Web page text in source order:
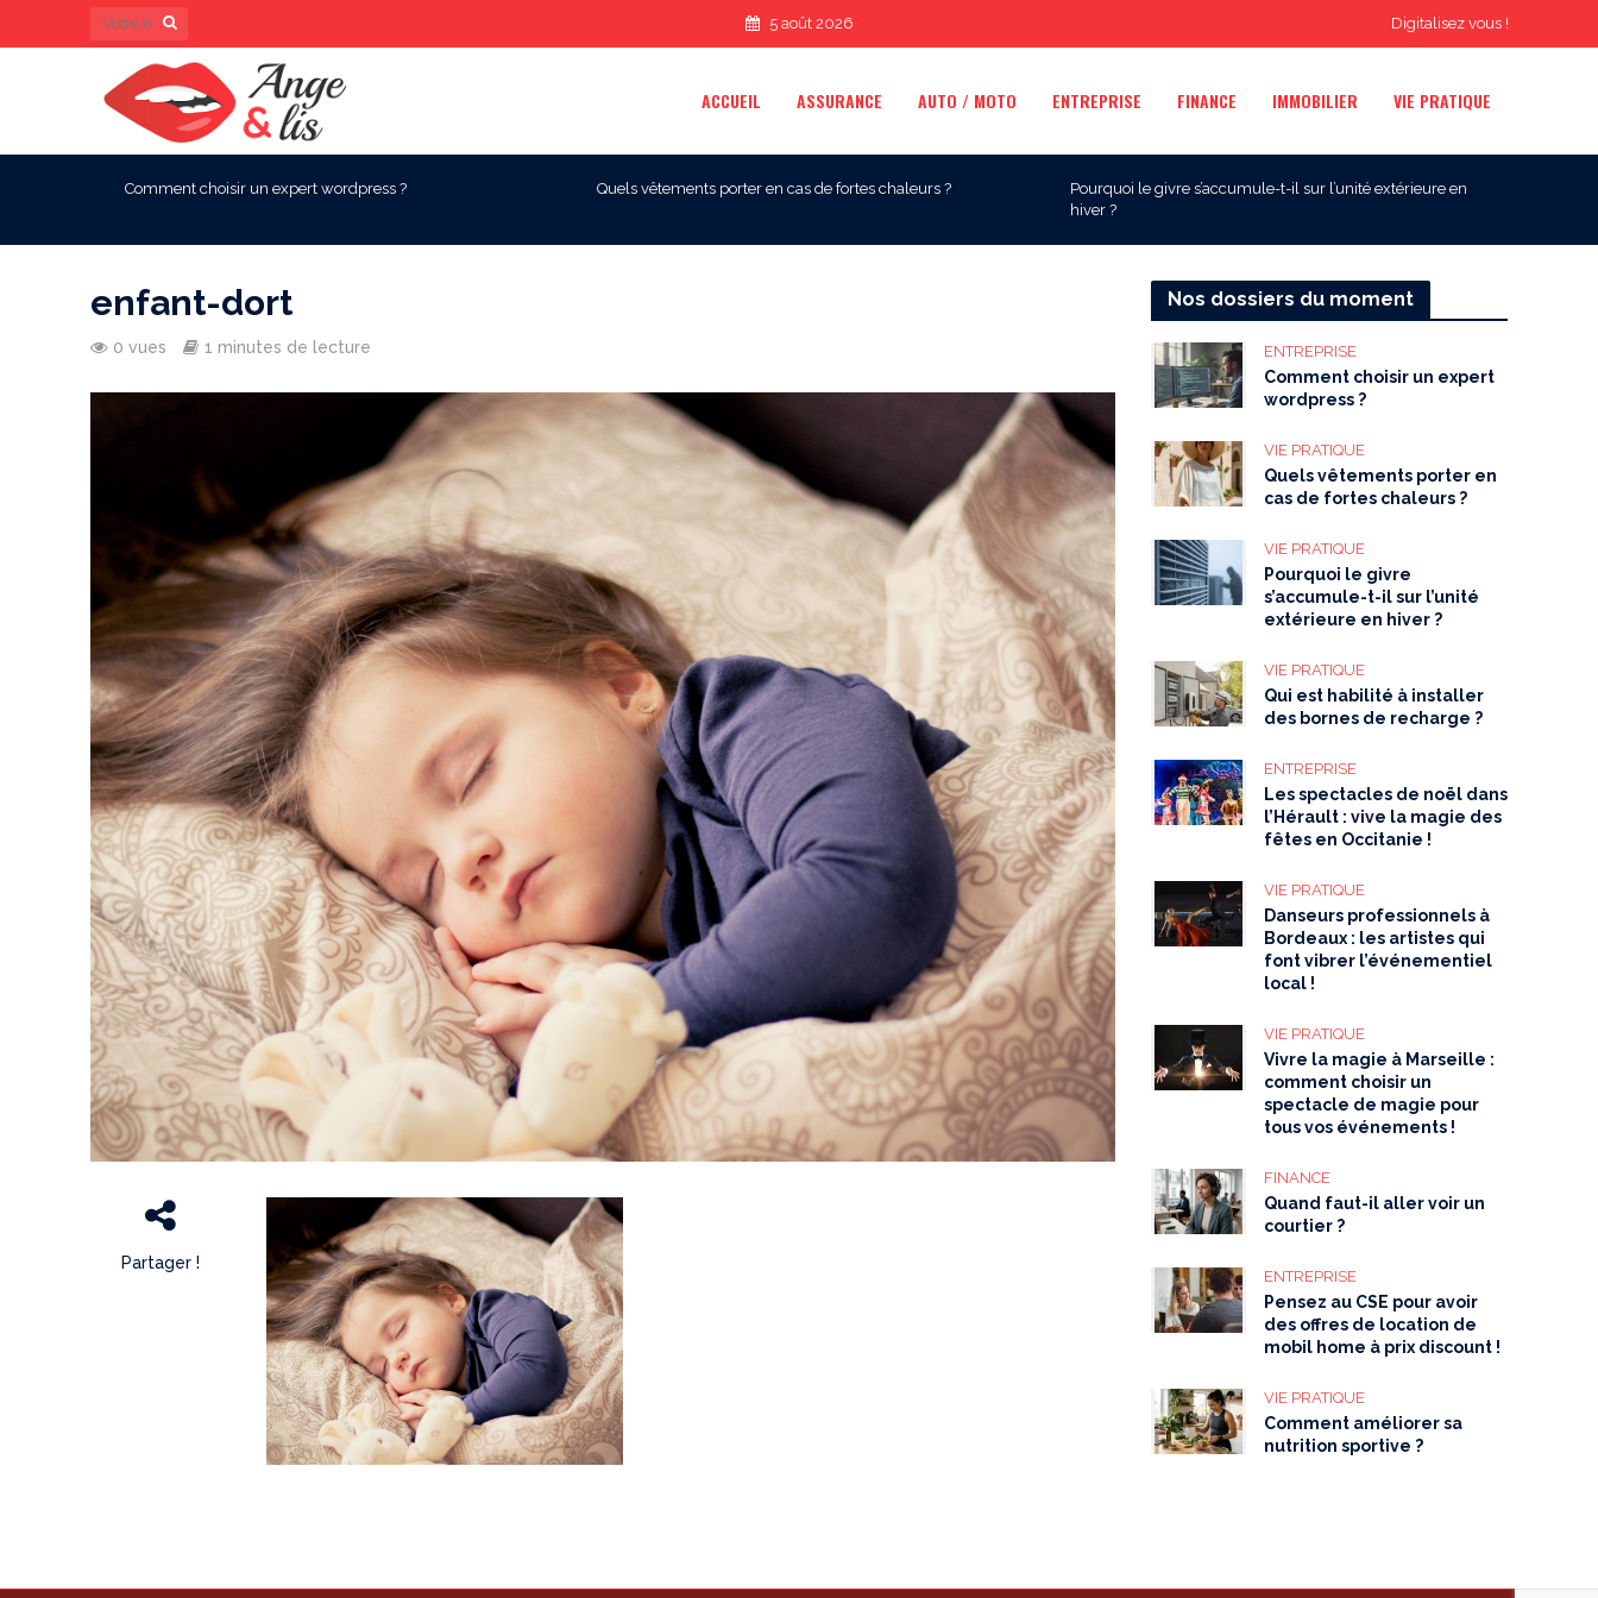
Digitalisez vous !
5 août 2026
ACCUEIL ASSURANCE AUTO / MOTO ENTREPRISE FINANCE IMMOBILIER VIE PRATIQUE
Comment choisir un expert wordpress ? Quels vêtements porter en cas de fortes chaleurs ?
Pourquoi le givre s’accumule-t-il sur l’unité extérieure en
hiver ?
enfant-dort
0 vues 1 minutes de lecture
Partager !
Nos dossiers du moment
ENTREPRISE
Comment choisir un expert
wordpress ?
VIE PRATIQUE
Quels vêtements porter en
cas de fortes chaleurs ?
VIE PRATIQUE
Pourquoi le givre
s’accumule-t-il sur l’unité
extérieure en hiver ?
VIE PRATIQUE
Qui est habilité à installer
des bornes de recharge ?
ENTREPRISE
Les spectacles de noël dans
l’Hérault : vive la magie des
fêtes en Occitanie !
VIE PRATIQUE
Danseurs professionnels à
Bordeaux : les artistes qui
font vibrer l’événementiel
local !
VIE PRATIQUE
Vivre la magie à Marseille :
comment choisir un
spectacle de magie pour
tous vos événements !
FINANCE
Quand faut-il aller voir un
courtier ?
ENTREPRISE
Pensez au CSE pour avoir
des offres de location de
mobil home à prix discount !
VIE PRATIQUE
Comment améliorer sa
nutrition sportive ?